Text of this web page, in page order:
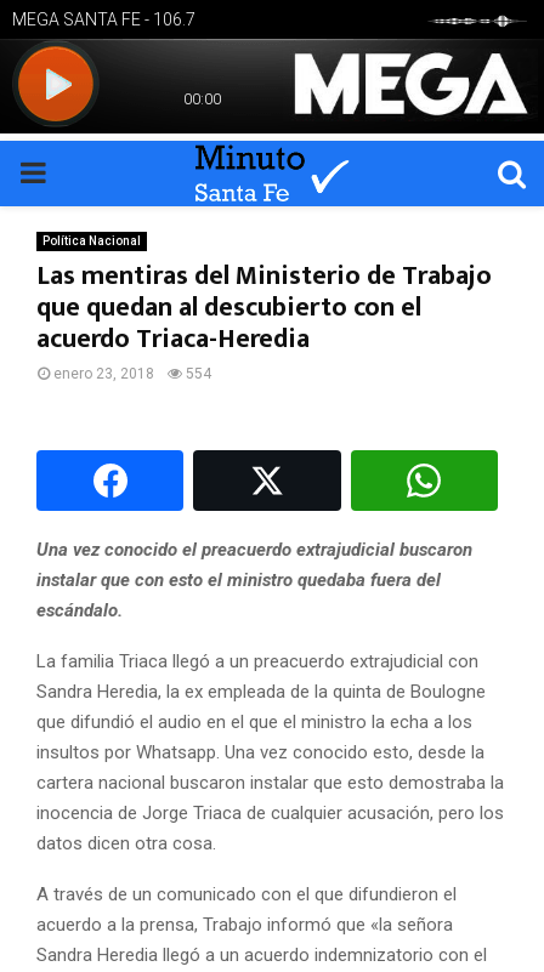
PRIMARY
MENU
Política Nacional
Las mentiras del Ministerio de Trabajo
que quedan al descubierto con el
acuerdo Triaca-Heredia
enero 23, 2018 554
Una vez conocido el preacuerdo extrajudicial buscaron
instalar que con esto el ministro quedaba fuera del
escándalo.
La familia Triaca llegó a un preacuerdo extrajudicial con
Sandra Heredia, la ex empleada de la quinta de Boulogne
que difundió el audio en el que el ministro la echa a los
insultos por Whatsapp. Una vez conocido esto, desde la
cartera nacional buscaron instalar que esto demostraba la
inocencia de Jorge Triaca de cualquier acusación, pero los
datos dicen otra cosa.
A través de un comunicado con el que difundieron el
acuerdo a la prensa, Trabajo informó que «la señora
Sandra Heredia llegó a un acuerdo indemnizatorio con el